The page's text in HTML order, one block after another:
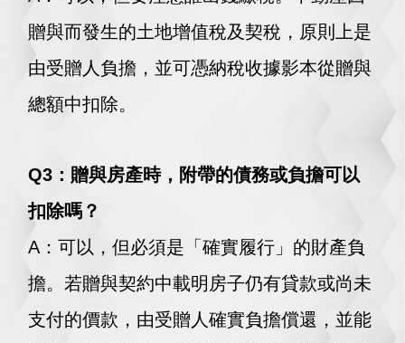
贈與而發生的土地增值稅及契稅，原則上是
由受贈人負擔，並可憑納稅收據影本從贈與
總額中扣除。
Q3：贈與房產時，附帶的債務或負擔可以
扣除嗎？
A：可以，但必須是「確實履行」的財產負
擔。若贈與契約中載明房子仍有貸款或尚未
支付的價款，由受贈人確實負擔償還，並能